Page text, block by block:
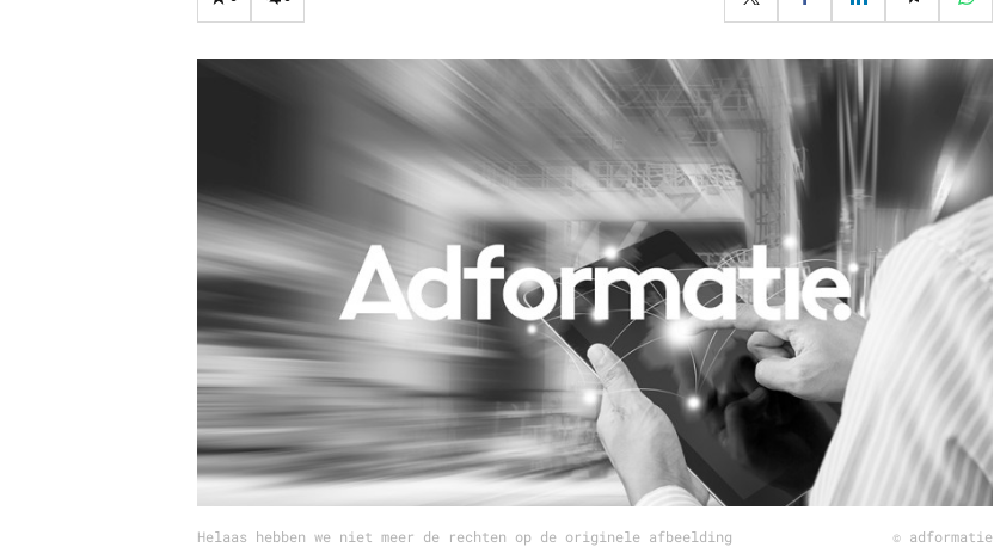
Influencer marketing
Interne communicatie
Martech
Reputatie & crisis
Helaas hebben we niet meer de rechten op de originele afbeelding © adformatie